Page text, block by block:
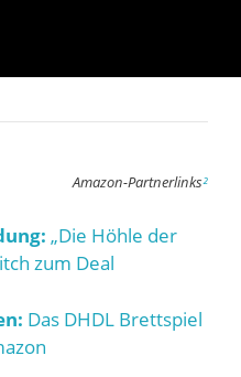
Amazon-Partnerlinks²
„Die Höhle der
zum Deal
Das DHDL Brettspiel